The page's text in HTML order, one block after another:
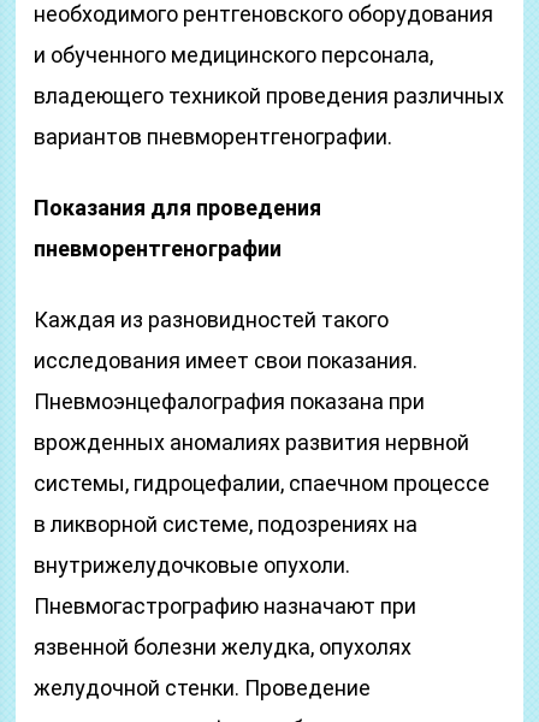
необходимого рентгеновского оборудования
и обученного медицинского персонала,
владеющего техникой проведения различных
вариантов пневморентгенографии.
Показания для проведения
пневморентгенографии
Каждая из разновидностей такого
исследования имеет свои показания.
Пневмоэнцефалография показана при
врожденных аномалиях развития нервной
системы, гидроцефалии, спаечном процессе
в ликворной системе, подозрениях на
внутрижелудочковые опухоли.
Пневмогастрографию назначают при
язвенной болезни желудка, опухолях
желудочной стенки. Проведение